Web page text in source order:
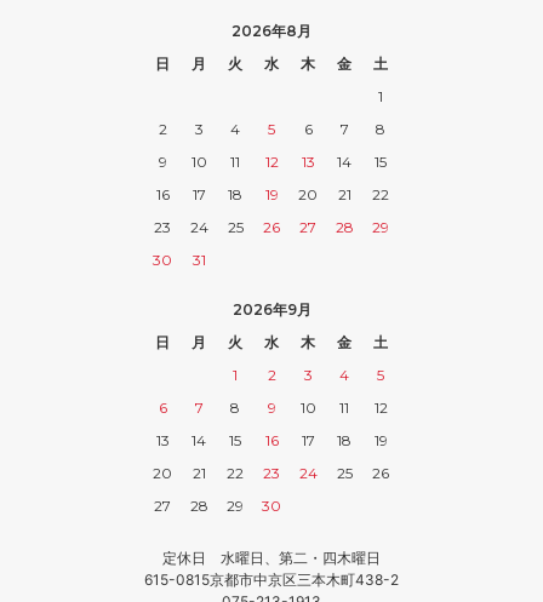
2026年8月
日
月 火 水 木 金
土
1
2
3 4 5 6 7
8
9
10 11 12 13 14
15
16
17 18 19 20 21
22
23
24 25 26 27 28
29
30
31
2026年9月
日
月 火 水 木 金
土
1
2 3 4
5
6
7 8 9 10 11
12
13
14 15 16 17 18
19
20
21 22 23 24 25
26
27
28 29 30
定休日 水曜日、第二・四木曜日
615-0815京都市中京区三本木町438-2